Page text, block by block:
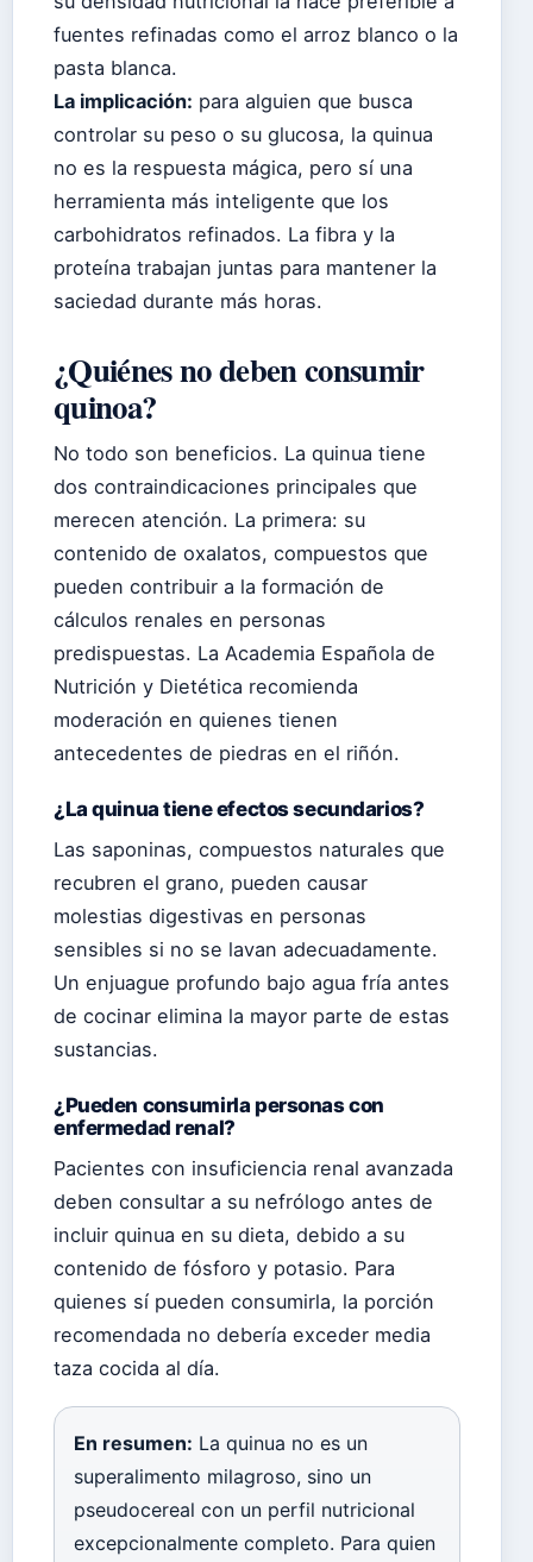
fuentes refinadas como el arroz blanco o la
pasta blanca.
La implicación: para alguien que busca
controlar su peso o su glucosa, la quinua
no es la respuesta mágica, pero sí una
herramienta más inteligente que los
carbohidratos refinados. La fibra y la
proteína trabajan juntas para mantener la
saciedad durante más horas.
¿Quiénes no deben consumir
quinoa?
No todo son beneficios. La quinua tiene
dos contraindicaciones principales que
merecen atención. La primera: su
contenido de oxalatos, compuestos que
pueden contribuir a la formación de
cálculos renales en personas
predispuestas. La Academia Española de
Nutrición y Dietética recomienda
moderación en quienes tienen
antecedentes de piedras en el riñón.
¿La quinua tiene efectos secundarios?
Las saponinas, compuestos naturales que
recubren el grano, pueden causar
molestias digestivas en personas
sensibles si no se lavan adecuadamente.
Un enjuague profundo bajo agua fría antes
de cocinar elimina la mayor parte de estas
sustancias.
¿Pueden consumirla personas con
enfermedad renal?
Pacientes con insuficiencia renal avanzada
deben consultar a su nefrólogo antes de
incluir quinua en su dieta, debido a su
contenido de fósforo y potasio. Para
quienes sí pueden consumirla, la porción
recomendada no debería exceder media
taza cocida al día.
En resumen: La quinua no es un
superalimento milagroso, sino un
pseudocereal con un perfil nutricional
excepcionalmente completo. Para quien